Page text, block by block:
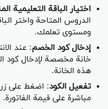
اختيار الباقة التعليمية
الدروس المتاحة واختر
ومستوى تعلمك.
إدخال كود الخصم: عند
هذه الخانة.
تفعيل الكود: اضغط على
مباشرة على قيمة الفاتورة.